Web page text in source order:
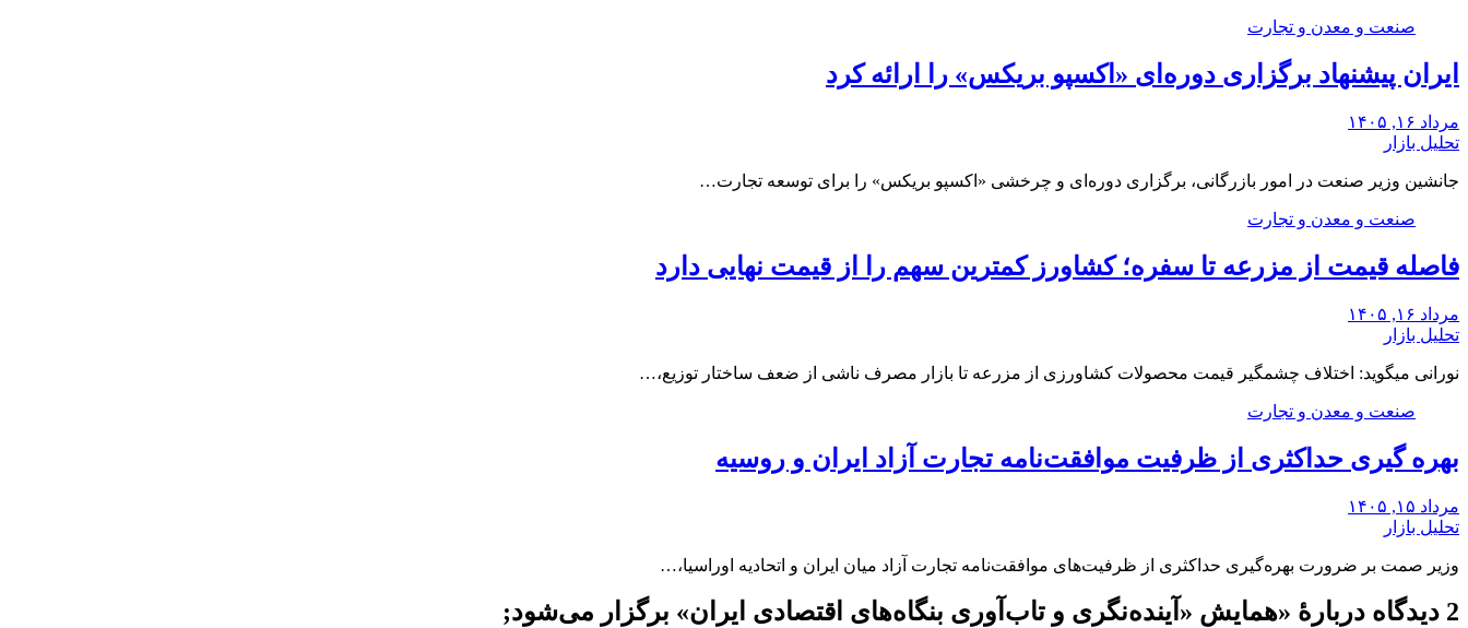
صنعت و معدن و تجارت
ایران پیشنهاد برگزاری دوره‌ای «اکسپو بریکس» را ارائه کرد
مرداد ۱۶, ۱۴۰۵
تحلیل بازار
جانشین وزیر صنعت در امور بازرگانی، برگزاری دوره‌ای و چرخشی «اکسپو بریکس» را برای توسعه تجارت…
صنعت و معدن و تجارت
فاصله قیمت از مزرعه تا سفره؛ کشاورز کمترین سهم را از قیمت نهایی دارد
مرداد ۱۶, ۱۴۰۵
تحلیل بازار
نورانی میگوید: اختلاف چشمگیر قیمت محصولات کشاورزی از مزرعه تا بازار مصرف ناشی از ضعف ساختار توزیع،…
صنعت و معدن و تجارت
بهره گیری حداکثری از ظرفیت موافقت‌نامه تجارت آزاد ایران و روسیه
مرداد ۱۵, ۱۴۰۵
تحلیل بازار
وزیر صمت بر ضرورت بهره‌گیری حداکثری از ظرفیت‌های موافقت‌نامه تجارت آزاد میان ایران و اتحادیه اوراسیا،…
2 دیدگاه دربارهٔ « همایش «آینده‌نگری و تاب‌آوری بنگاه‌های اقتصادی ایران» برگزار می‌شود;